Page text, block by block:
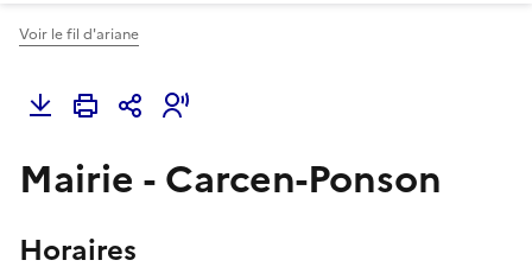
Voir le fil d'ariane
Mairie - Carcen-Ponson
Horaires